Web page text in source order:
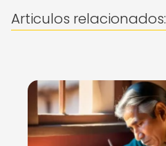
Articulos relacionados: